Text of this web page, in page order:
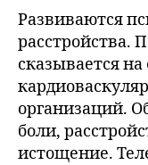
Развиваются
расстройства.
сказывается
организаций.
боли,
истощение.